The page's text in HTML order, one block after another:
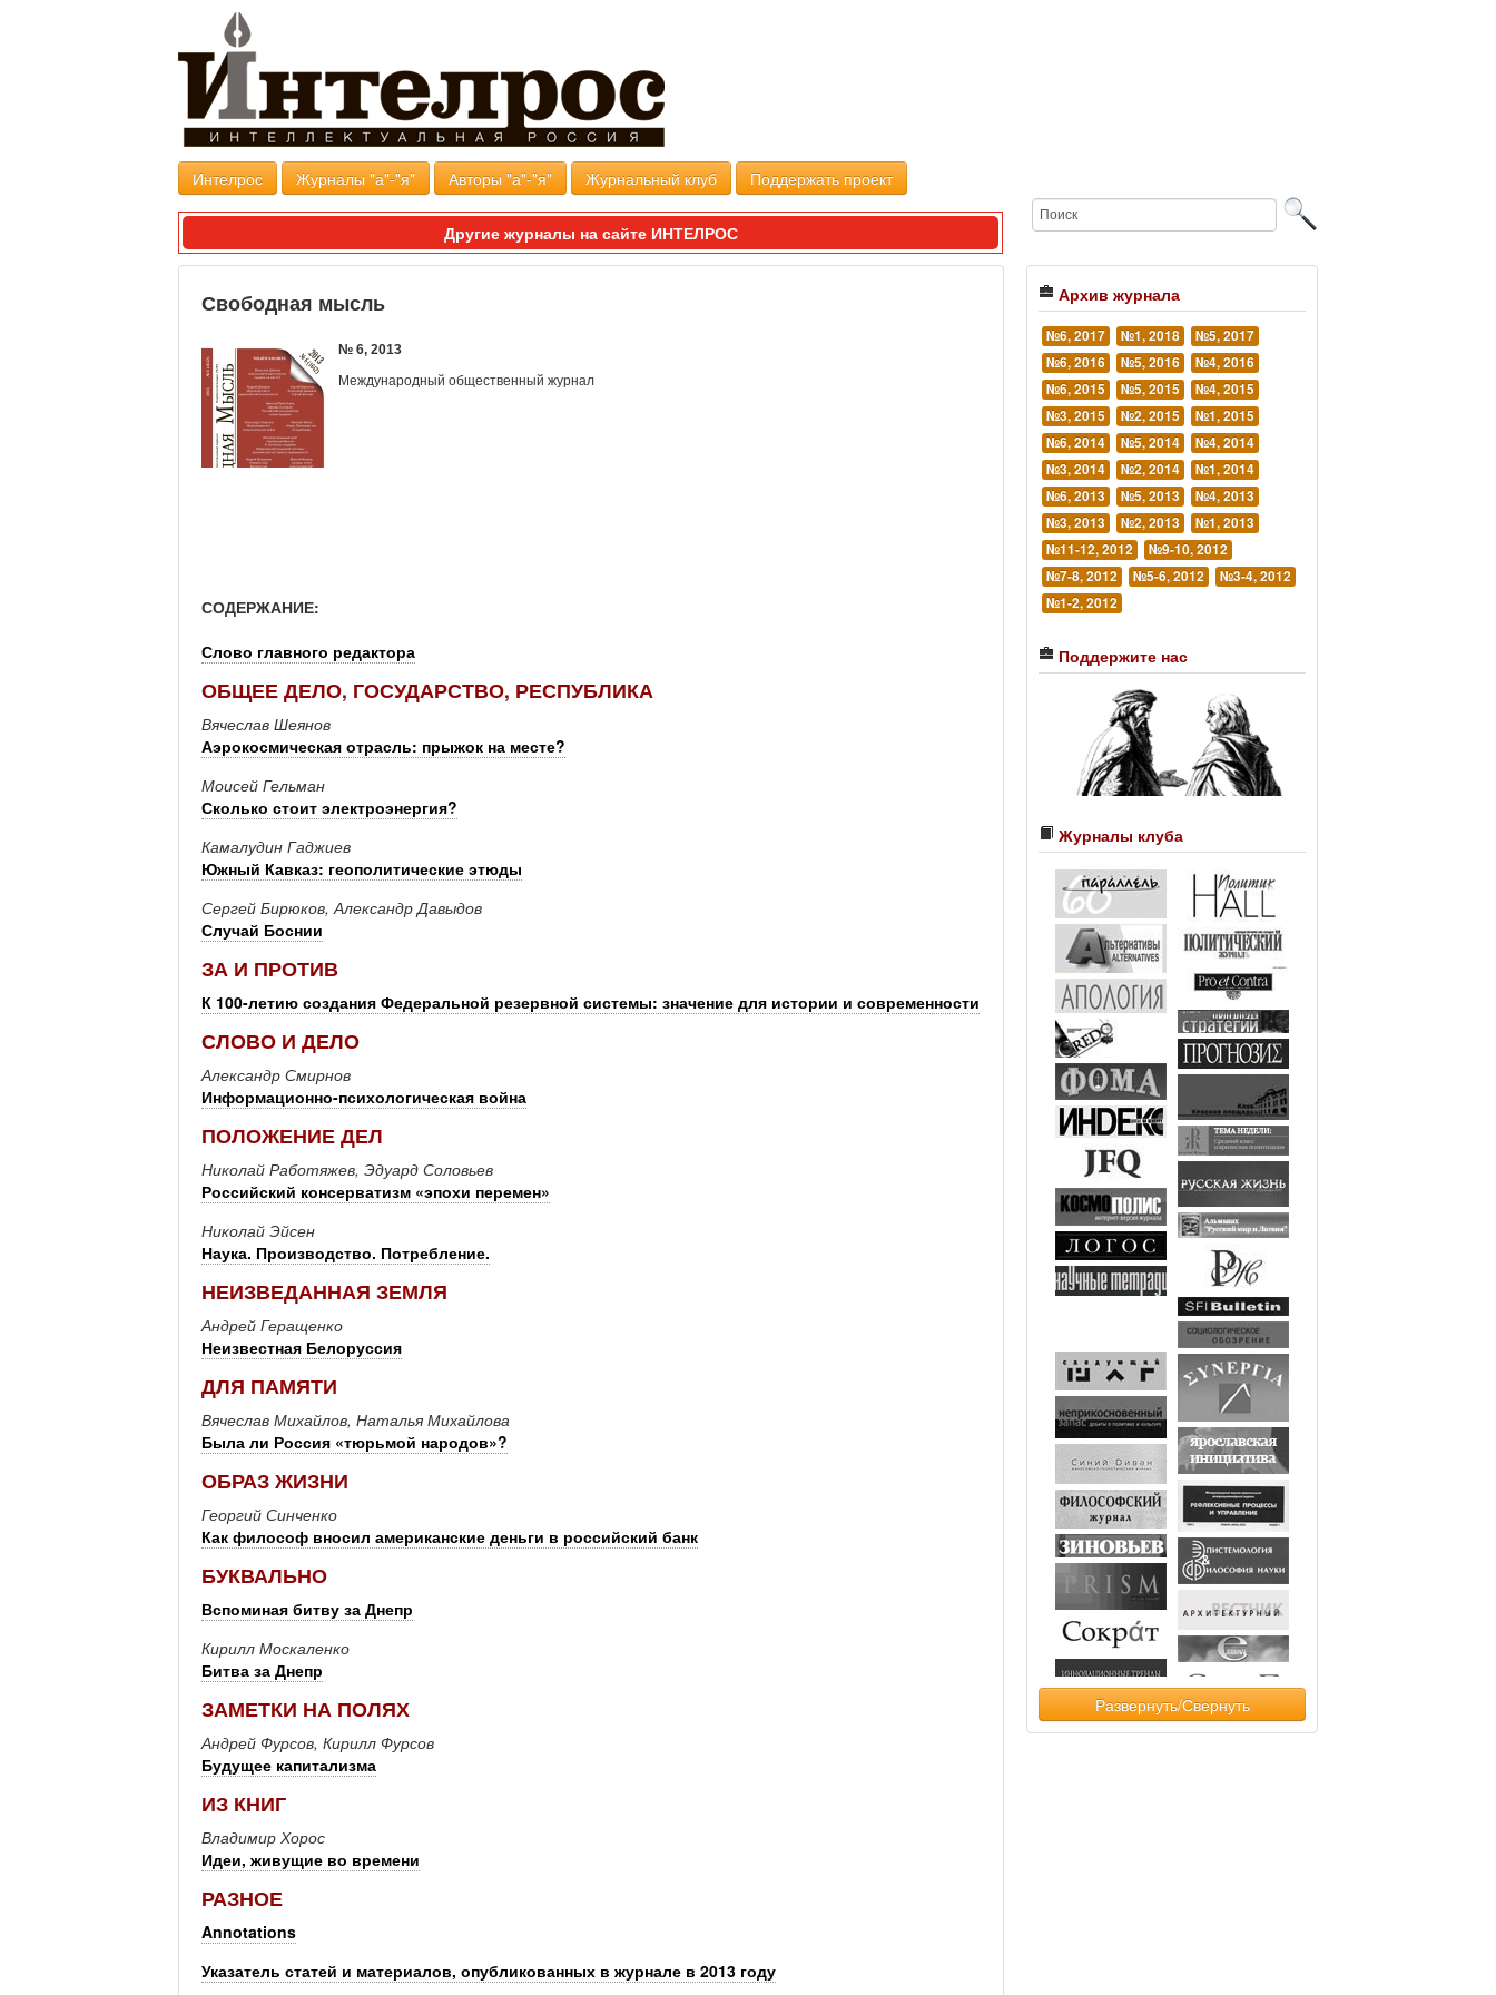
Интелрос Журналы "а"-"я" Авторы "а"-"я" Журнальный клуб Поддержать проект
Другие журналы на сайте ИНТЕЛРОС
Свободная мысль
№ 6, 2013
Международный общественный журнал
СОДЕРЖАНИЕ:
Слово главного редактора
ОБЩЕЕ ДЕЛО, ГОСУДАРСТВО, РЕСПУБЛИКА
Вячеслав Шеянов
Аэрокосмическая отрасль: прыжок на месте?
Моисей Гельман
Сколько стоит электроэнергия?
Камалудин Гаджиев
Южный Кавказ: геополитические этюды
Сергей Бирюков, Александр Давыдов
Случай Боснии
ЗА И ПРОТИВ
К 100-летию создания Федеральной резервной системы: значение для истории и современности
СЛОВО И ДЕЛО
Александр Смирнов
Информационно-психологическая война
ПОЛОЖЕНИЕ ДЕЛ
Николай Работяжев, Эдуард Соловьев
Российский консерватизм «эпохи перемен»
Николай Эйсен
Наука. Производство. Потребление.
НЕИЗВЕДАННАЯ ЗЕМЛЯ
Андрей Геращенко
Неизвестная Белоруссия
ДЛЯ ПАМЯТИ
Вячеслав Михайлов, Наталья Михайлова
Была ли Россия «тюрьмой народов»?
ОБРАЗ ЖИЗНИ
Георгий Синченко
Как философ вносил американские деньги в российский банк
БУКВАЛЬНО
Вспоминая битву за Днепр
Кирилл Москаленко
Битва за Днепр
ЗАМЕТКИ НА ПОЛЯХ
Андрей Фурсов, Кирилл Фурсов
Будущее капитализма
ИЗ КНИГ
Владимир Хорос
Идеи, живущие во времени
РАЗНОЕ
Annotations
Указатель статей и материалов, опубликованных в журнале в 2013 году
Архив журнала
№6, 2017 №1, 2018
№5, 2017
№6, 2016
№5, 2016
№4, 2016
№6, 2015
№5, 2015
№4, 2015
№3, 2015
№2, 2015
№1, 2015
№6, 2014
№5, 2014
№4, 2014
№3, 2014
№2, 2014
№1, 2014
№6, 2013
№5, 2013
№4, 2013
№3, 2013
№2, 2013
№1, 2013
№11-12, 2012
№9-10, 2012
№7-8, 2012
№5-6, 2012
№3-4, 2012
№1-2, 2012
Поддержите нас
Журналы клуба
Развернуть/Свернуть